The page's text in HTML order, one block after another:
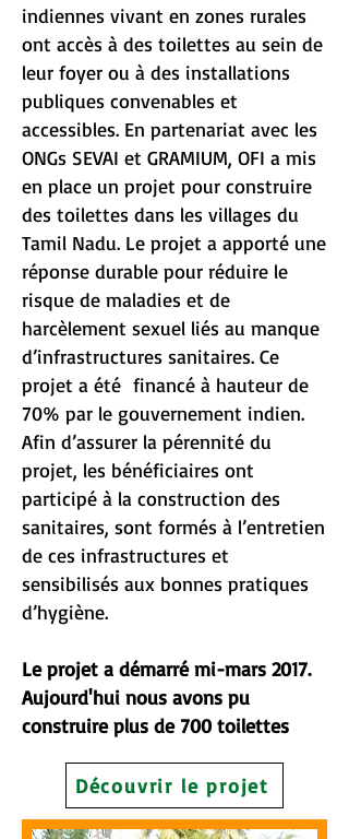
indiennes vivant en zones rurales
ont accès à des toilettes au sein de
leur foyer ou à des installations
publiques convenables et
accessibles. En partenariat avec les
ONGs SEVAI et GRAMIUM, OFI a mis
en place un projet pour construire
des toilettes dans les villages du
Tamil Nadu. Le projet a apporté une
réponse durable pour réduire le
risque de maladies et de
harcèlement sexuel liés au manque
d’infrastructures sanitaires. Ce
projet a été financé à hauteur de
70% par le gouvernement indien.
Afin d’assurer la pérennité du
projet, les bénéficiaires ont
participé à la construction des
sanitaires, sont formés à l’entretien
de ces infrastructures et
sensibilisés aux bonnes pratiques
d’hygiène.
Le projet a démarré mi-mars 2017.
Aujourd'hui nous avons pu
construire plus de 700 toilettes
Découvrir le projet